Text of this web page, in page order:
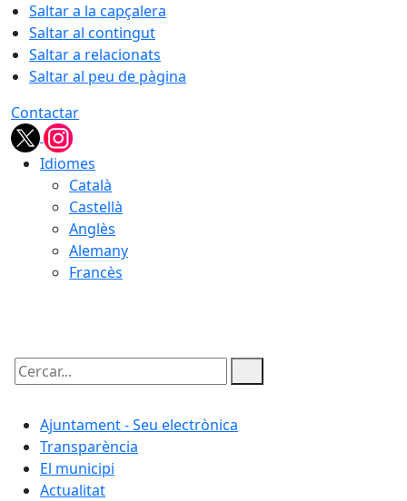
Saltar a la capçalera
Saltar al contingut
Saltar a relacionats
Saltar al peu de pàgina
Contactar
Idiomes
Català
Castellà
Anglès
Alemany
Francès
Cercar:
Ajuntament - Seu electrònica
Transparència
El municipi
Actualitat